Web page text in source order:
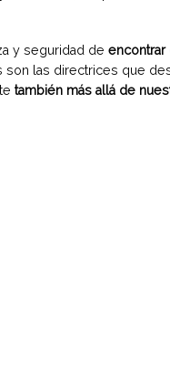
y seguridad de encontrar
son las directrices que
también más allá de